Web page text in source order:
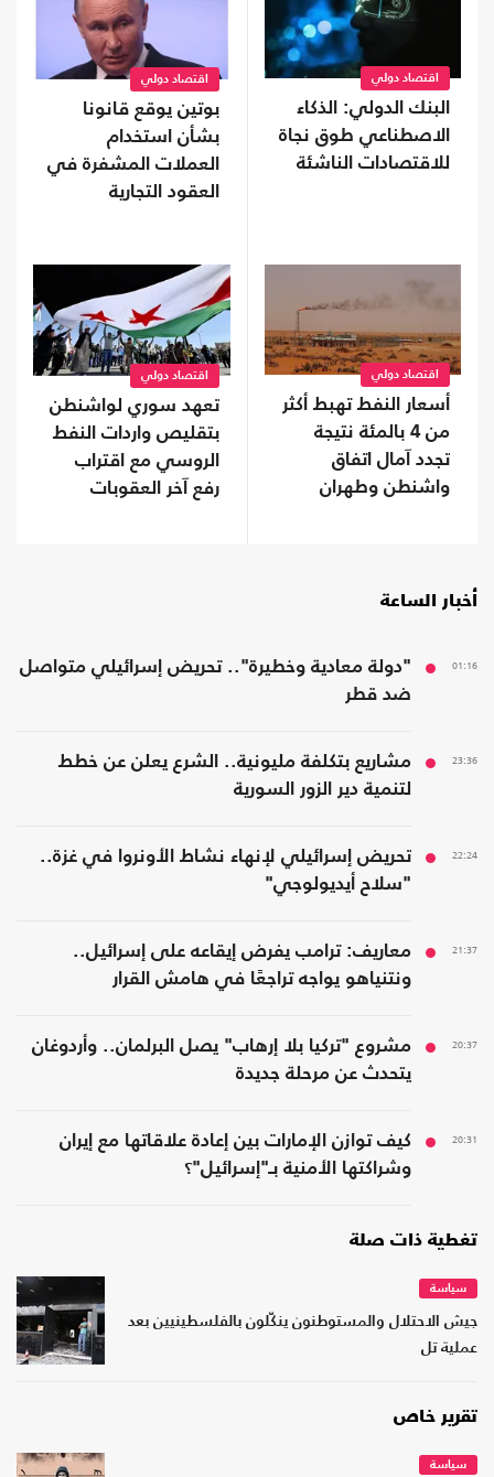
اقتصاد دولي
البنك الدولي: الذكاء
الاصطناعي طوق نجاة
للاقتصادات الناشئة
اقتصاد دولي
بوتين يوقع قانونا
بشأن استخدام
العملات المشفرة في
العقود التجارية
اقتصاد دولي
أسعار النفط تهبط أكثر
من 4 بالمئة نتيجة
تجدد آمال اتفاق
واشنطن وطهران
اقتصاد دولي
تعهد سوري لواشنطن
بتقليص واردات النفط
الروسي مع اقتراب
رفع آخر العقوبات
أخبار الساعة
01:16
"دولة معادية وخطيرة".. تحريض إسرائيلي متواصل
ضد قطر
23:36
مشاريع بتكلفة مليونية.. الشرع يعلن عن خطط
لتنمية دير الزور السورية
22:24
تحريض إسرائيلي لإنهاء نشاط الأونروا في غزة..
"سلاح أيديولوجي"
21:37
معاريف: ترامب يفرض إيقاعه على إسرائيل..
ونتنياهو يواجه تراجعًا في هامش القرار
20:37
مشروع "تركيا بلا إرهاب" يصل البرلمان.. وأردوغان
يتحدث عن مرحلة جديدة
20:31
كيف توازن الإمارات بين إعادة علاقاتها مع إيران
وشراكتها الأمنية بـ"إسرائيل"؟
تغطية ذات صلة
سياسة
جيش الاحتلال والمستوطنون ينكّلون بالفلسطينيين بعد
عملية تل
تقرير خاص
سياسة